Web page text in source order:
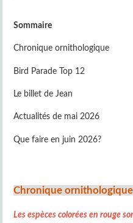
Sommaire
Chronique ornithologique
Bird Parade Top 12
Le billet de Jean
Actualités de mai 2026
Que faire en juin 2026?
Chronique
Les espèces colorées en rouge